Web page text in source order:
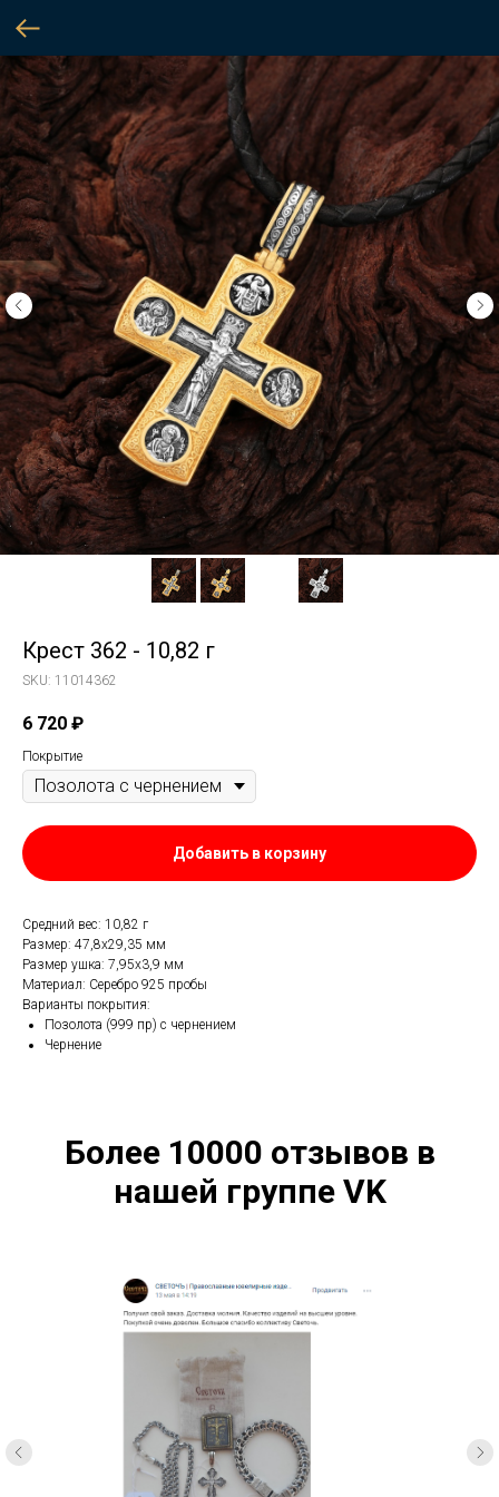
Крест 362 - 10,82 г
SKU: 11014362
6 720 ₽
Покрытие
Добавить в корзину
Средний вес: 10,82 г
Размер: 47,8х29,35 мм
Размер ушка: 7,95х3,9 мм
Материал: Серебро 925 пробы
Варианты покрытия:
Позолота (999 пр) с чернением
Чернение
Более 10000 отзывов в
нашей группе VK